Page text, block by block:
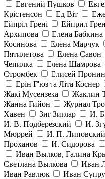
Евгений Пушков
Крістенсон
Ед Віт
Ейпріл Грені
Ейприл
Архипова
Елена Бабкина
Косинова
Елена Марчук
Пятилетова
Елена Савон
Чепилка
Елена Шамрова
Стромбек
Елисей Пронин
Ерін Г'юз та Літа Коснер
Жакі Мусензека
Жаклин
Жанна Гийон
Журнал
Хавен
Зиг Зиглар И.
И. В. Подберезский
И.
Мюррей
И. П. Липовский
Проханов
И. Сидорова
Иван Вылков, Галина
Светлана Вылкова
Иван
Иван Равлюк
Иван